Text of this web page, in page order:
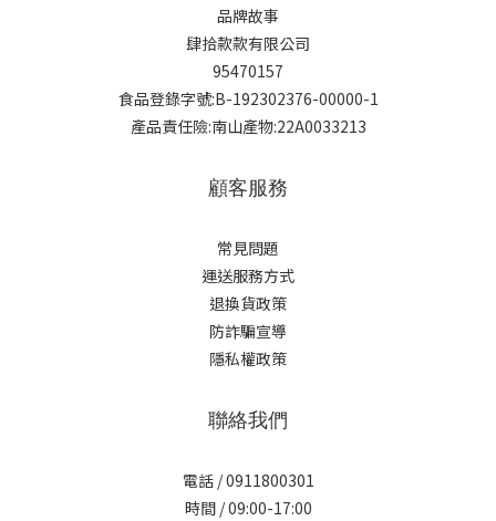
品牌故事
肆拾款款有限公司
95470157
食品登錄字號:B-192302376-00000-1
產品責任險:南山產物:22A0033213
顧客服務
常見問題
運送服務方式
退換貨政策
防詐騙宣導
隱私權政策
聯絡我們
電話 / 0911800301
時間 / 09:00-17:00